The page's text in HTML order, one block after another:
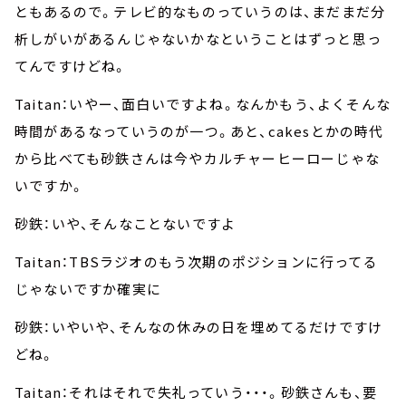
ともあるので。テレビ的なものっていうのは、まだまだ分
析しがいがあるんじゃないかなということはずっと思っ
てんですけどね。
Taitan：いやー、面白いですよね。なんかもう、よくそんな
時間があるなっていうのが一つ。あと、cakesとかの時代
から比べても砂鉄さんは今やカルチャーヒーローじゃな
いですか。
砂鉄：いや、そんなことないですよ
Taitan：TBSラジオのもう次期のポジションに行ってる
じゃないですか確実に
砂鉄：いやいや、そんなの休みの日を埋めてるだけですけ
どね。
Taitan：それはそれで失礼っていう・・・。砂鉄さんも、要